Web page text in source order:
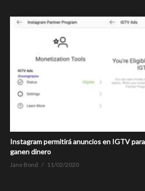
Instagram permitirá anuncios en IGTV
ganen dinero
Jane Bond 11/02/2020